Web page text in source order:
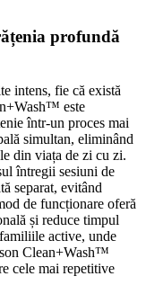
profundă
intens, fie că există
este
într-un proces mai
simultan, eliminând
din viața de zi cu zi.
întregii sesiuni de
separat, evitând
de funcționare oferă
și reduce timpul
active, unde
Clean+Wash™
cele mai repetitive